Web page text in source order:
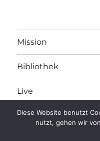
Mission
Bibliothek
Live
legonomics
Diese Website benutzt
nutzt, gehen wir